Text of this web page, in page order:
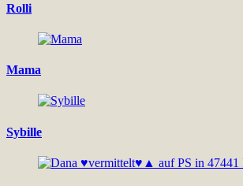
Rolli
Mama
Sybille